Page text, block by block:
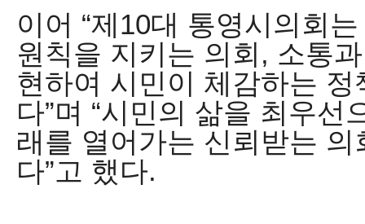
이어 “제10대 통영시의회
원칙을 지키는 의회 , 소통
현하여 시민이 체감하는
다”며 “시민의 삶을 최우선
래를 열어가는 신뢰받는
다”고 했다.